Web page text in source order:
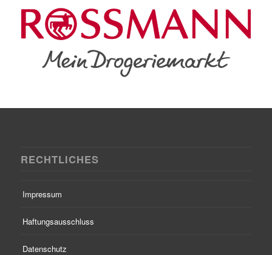
RECHTLICHES
Impressum
Haftungsausschluss
Datenschutz